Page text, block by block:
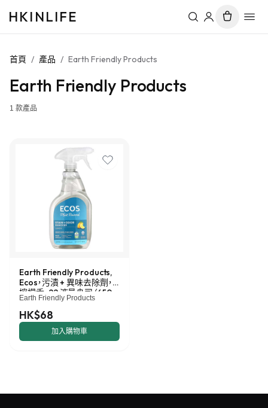
HKINLIFE
首頁 / 產品 / Earth Friendly Products
Earth Friendly Products
1 款產品
Earth Friendly Products,
Ecos，污漬 + 異味去除劑，
檸檬香，22 液量盎司（650
毫升）
Earth Friendly Products
HK$68
加入購物車